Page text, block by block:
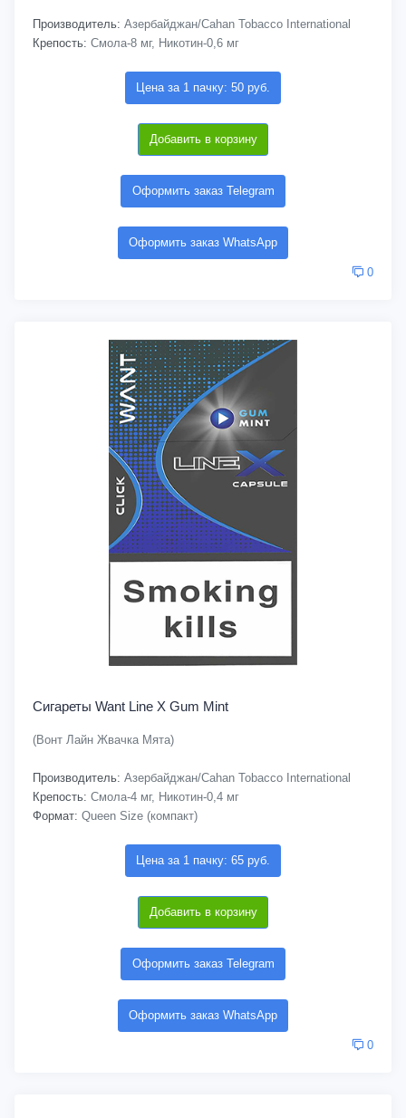
Производитель: Азербайджан/Cahan Tobacco International
Крепость: Смола-8 мг, Никотин-0,6 мг
Цена за 1 пачку: 50 руб.
Добавить в корзину
Оформить заказ Telegram
Оформить заказ WhatsApp
0
Сигареты Want Line X Gum Mint
(Вонт Лайн Жвачка Мята)
Производитель: Азербайджан/Cahan Tobacco International
Крепость: Смола-4 мг, Никотин-0,4 мг
Формат: Queen Size (компакт)
Цена за 1 пачку: 65 руб.
Добавить в корзину
Оформить заказ Telegram
Оформить заказ WhatsApp
0